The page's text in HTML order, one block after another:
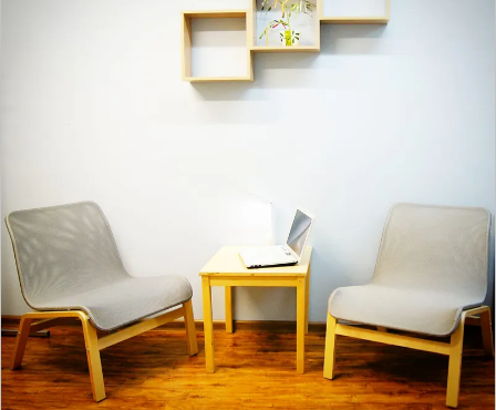
первом бронировании номера на сайте Суточно.ру
Хостел На Развилке